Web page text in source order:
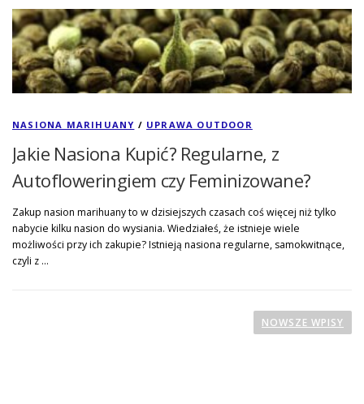
NASIONA MARIHUANY / UPRAWA OUTDOOR
Jakie Nasiona Kupić? Regularne, z
Autofloweringiem czy Feminizowane?
Zakup nasion marihuany to w dzisiejszych czasach coś więcej niż tylko
nabycie kilku nasion do wysiania. Wiedziałeś, że istnieje wiele
możliwości przy ich zakupie? Istnieją nasiona regularne, samokwitnące,
czyli z …
NOWSZE WPISY